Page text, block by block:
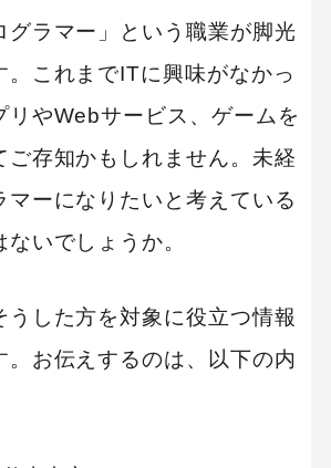
グラマー」という職業が脚光
。これまでITに興味がなかっ
リやWebサービス、ゲームを
ご存知かもしれません。未経
マーになりたいと考えている
いでしょうか。
うした方を対象に役立つ情報
。お伝えするのは、以下の内